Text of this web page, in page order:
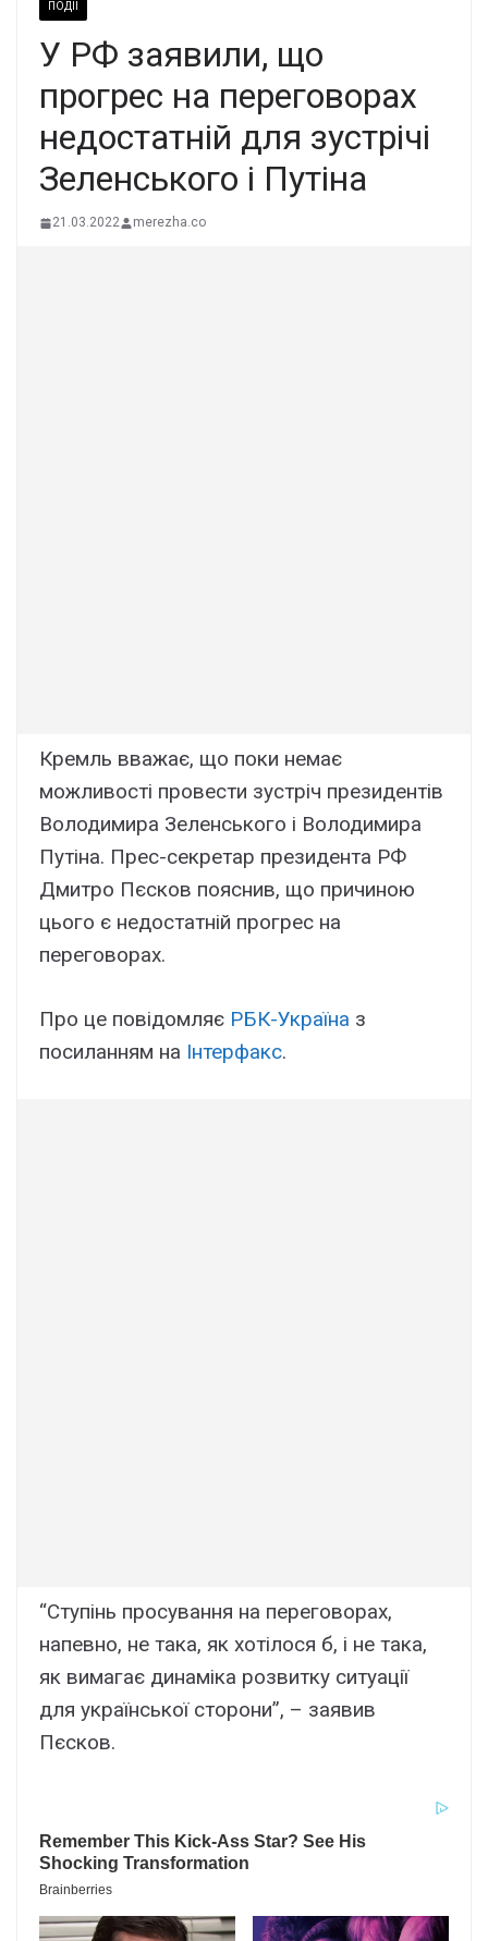
ПОДІЇ
У РФ заявили, що
прогрес на переговорах
недостатній для зустрічі
Зеленського і Путіна
21.03.2022 merezha.co
Кремль вважає, що поки немає
можливості провести зустріч президентів
Володимира Зеленського і Володимира
Путіна. Прес-секретар президента РФ
Дмитро Пєсков пояснив, що причиною
цього є недостатній прогрес на
переговорах.
Про це повідомляє РБК-Україна з
посиланням на Інтерфакс.
“Ступінь просування на переговорах,
напевно, не така, як хотілося б, і не така,
як вимагає динаміка розвитку ситуації
для української сторони”, – заявив
Пєсков.